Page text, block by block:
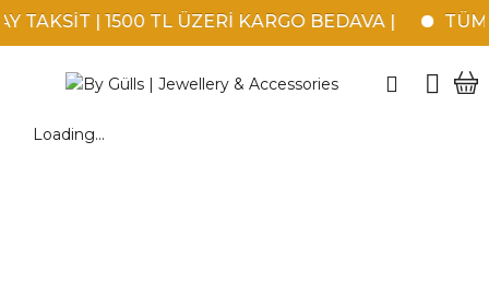
TAKSİT | 1500 TL ÜZERİ KARGO BEDAVA | TÜM
Loading...